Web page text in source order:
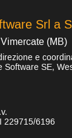
Srl a
(MB)
e
SE,
229715/6196